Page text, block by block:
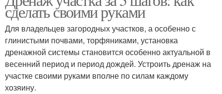
сделать своими руками
Для владельцев загородных участков, а особенно с
глинистыми почвами, торфяниками, установка
дренажной системы становится особенно актуальной в
весенний период и период дождей. Устроить дренаж на
участке своими руками вполне по силам каждому
хозяину.